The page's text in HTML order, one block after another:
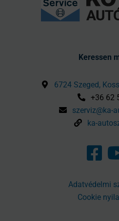
Keressen
6724 Szeged,
+36 62
szerviz@ka-
ka-
Adatvédelmi
Cookie